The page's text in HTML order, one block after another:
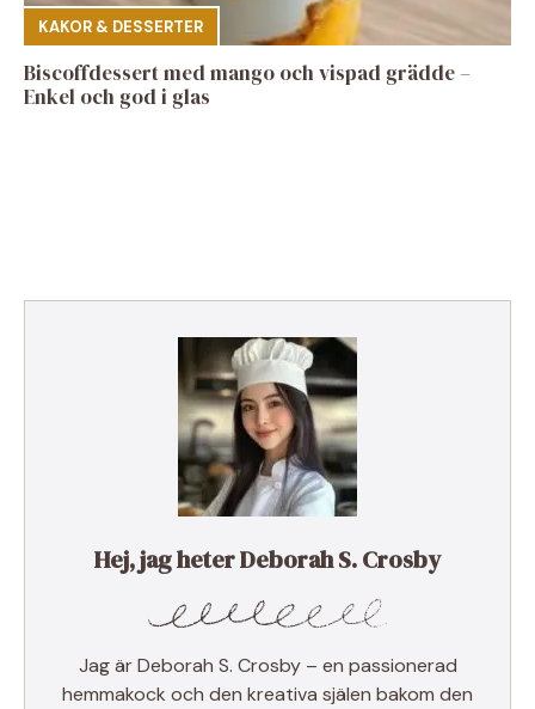
KAKOR & DESSERTER
Biscoffdessert med mango och vispad grädde –
Enkel och god i glas
Hej, jag heter Deborah S. Crosby
Jag är Deborah S. Crosby – en passionerad
hemmakock och den kreativa själen bakom den